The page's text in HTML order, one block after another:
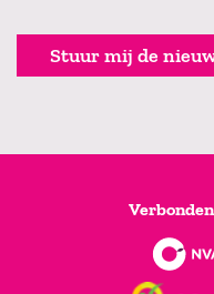
Stuur mij de